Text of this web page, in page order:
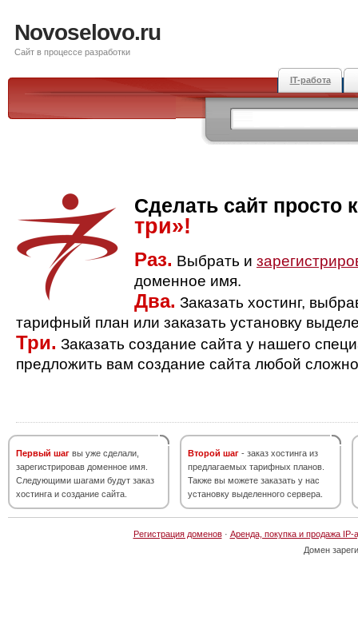
Novoselovo.ru
Сайт в процессе разработки
IT-работа
Сделать сайт просто
три»!
Раз. Выбрать и
доменное имя.
Два. Заказать хостинг,
тарифный план или заказать установку
Три. Заказать создание сайта у нашего
предложить вам создание сайта любой
Первый шаг вы уже сделали,
зарегистрировав доменное имя.
Следующими шагами будут заказ
хостинга и создание сайта.
Второй шаг - заказ хостинга из
предлагаемых тарифных планов.
Также вы можете заказать у нас
установку выделенного сервера.
Регистрация доменов· Аренда, покупка и продажа IP-
Домен